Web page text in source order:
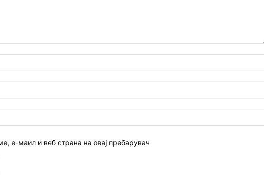
е-маил и веб страна на овај пребарувач